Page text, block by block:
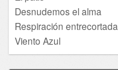
Desnudemos el alma
Respiración entrecortada
Viento Azul